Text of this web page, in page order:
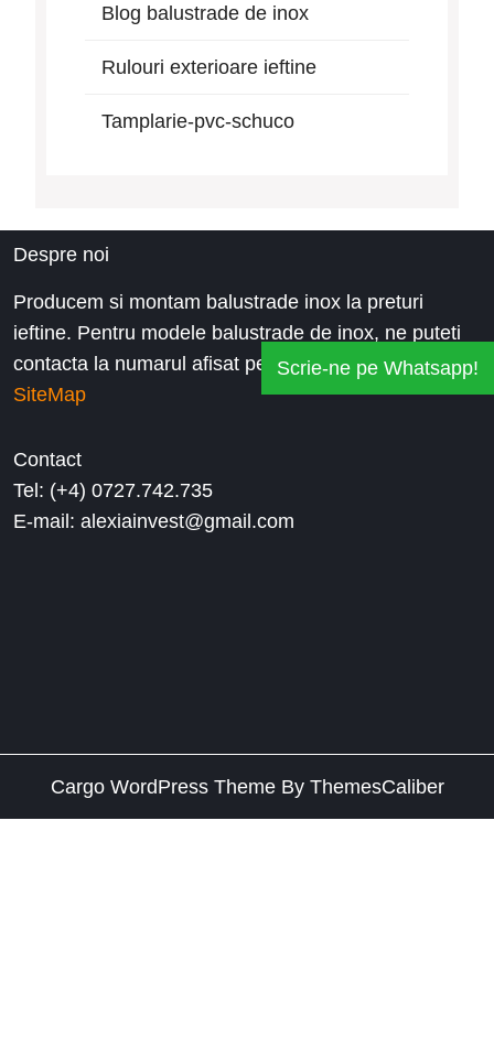
Blog balustrade de inox
Rulouri exterioare ieftine
Tamplarie-pvc-schuco
Despre noi
Producem si montam balustrade inox la preturi
ieftine. Pentru modele balustrade de inox, ne puteti
contacta la numarul afisat pe website.
SiteMap
Contact
Tel: (+4) 0727.742.735
E-mail: alexiainvest@gmail.com
Cargo WordPress ThemeBy ThemesCaliber
Scrie-ne pe Whatsapp!